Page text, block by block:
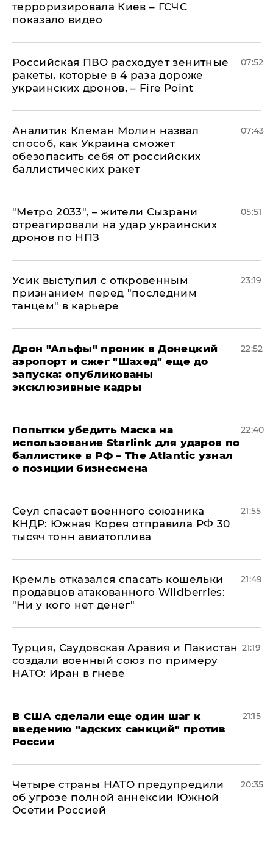
терроризировала Киев – ГСЧС
показало видео
Российская ПВО расходует зенитные
ракеты, которые в 4 раза дороже
украинских дронов, – Fire Point
07:52
Аналитик Клеман Молин назвал
способ, как Украина сможет
обезопасить себя от российских
баллистических ракет
07:43
"Метро 2033", – жители Сызрани
отреагировали на удар украинских
дронов по НПЗ
05:51
Усик выступил с откровенным
признанием перед "последним
танцем" в карьере
23:19
Дрон "Альфы" проник в Донецкий
аэропорт и сжег "Шахед" еще до
запуска: опубликованы
эксклюзивные кадры
22:52
Попытки убедить Маска на
использование Starlink для ударов по
баллистике в РФ – The Atlantic узнал
о позиции бизнесмена
22:40
​Сеул спасает военного союзника
КНДР: Южная Корея отправила РФ 30
тысяч тонн авиатоплива
21:55
Кремль отказался спасать кошельки
продавцов атакованного Wildberries:
"Ни у кого нет денег"
21:49
Турция, Саудовская Аравия и Пакистан
создали военный союз по примеру
НАТО: Иран в гневе
21:19
В США сделали еще один шаг к
введению "адских санкций" против
России
21:15
Четыре страны НАТО предупредили
об угрозе полной аннексии Южной
Осетии Россией
20:35